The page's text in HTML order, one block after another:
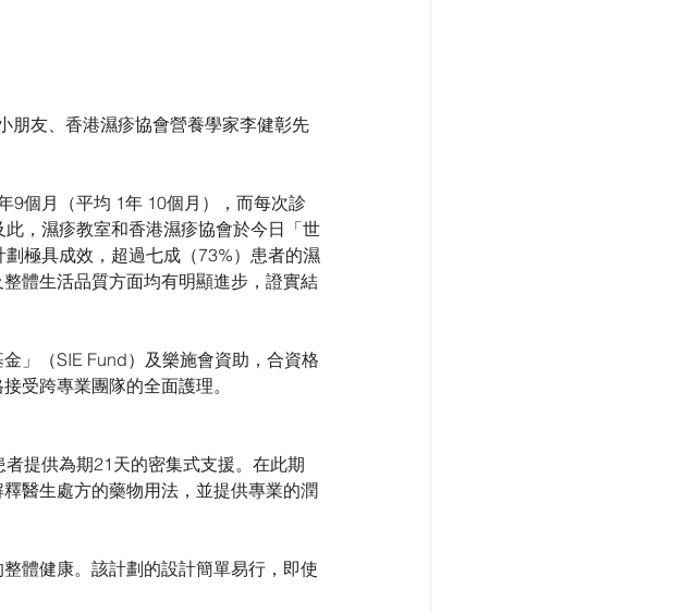
朋友、香港濕疹協會營養學家李健彰先
9個月（平均 1年 10個月），而每次診
，濕疹教室和香港濕疹協會於今日「世
極具成效，超過七成（73%）患者的濕
體生活品質方面均有明顯進步，證實結
」（SIE Fund）及樂施會資助，合資格
受跨專業團隊的全面護理。
提供為期21天的密集式支援。在此期
醫生處方的藥物用法，並提供專業的潤
體健康。該計劃的設計簡單易行，即使